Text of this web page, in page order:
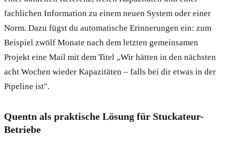
fachlichen Information zu einem neuen System oder einer
Norm. Dazu fügst du automatische Erinnerungen ein: zum
Beispiel zwölf Monate nach dem letzten gemeinsamen
Projekt eine Mail mit dem Titel „Wir hätten in den nächsten
acht Wochen wieder Kapazitäten – falls bei dir etwas in der
Pipeline ist".
Quentn als praktische Lösung für Stuckateur-
Betriebe